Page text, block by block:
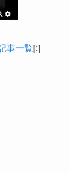
事一覧[:]